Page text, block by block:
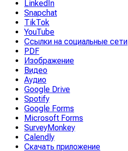
LinkedIn
Snapchat
TikTok
YouTube
Ссылки на социальные сети
PDF
Изображение
Видео
Аудио
Google Drive
Spotify
Google Forms
Microsoft Forms
SurveyMonkey
Calendly
Скачать приложение